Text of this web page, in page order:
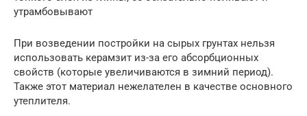
утрамбовывают
При возведении постройки на сырых грунтах нельзя
использовать керамзит из-за его абсорбционных
свойств (которые увеличиваются в зимний период).
Также этот материал нежелателен в качестве основного
утеплителя.